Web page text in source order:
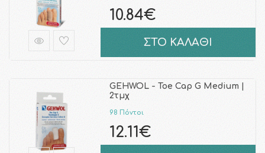
10.84€
ΣΤΟ ΚΑΛΑΘΙ
GEHWOL - Toe Cap G Medium |
2τμχ
98 Πόντοι
12.11€